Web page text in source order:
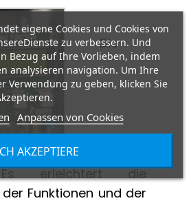
Die
mit dem LED-Display
Es erleichtert die
Funktionen und der
eigene Cookies und Cookies von
zu verbessern. Und
Bezug auf Ihre Vorlieben, indem
analysieren navigation. Um Ihre
Verwendung zu geben, klicken Sie
Anpassen von Cookies
AKZEPTIERE